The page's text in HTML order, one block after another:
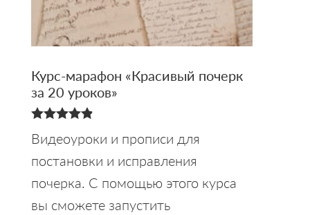
Курс-марафон «Красивый почерк
за 20 уроков»
из 5
Видеоуроки и прописи для
постановки и исправления
почерка. С помощью этого курса
вы сможете запустить